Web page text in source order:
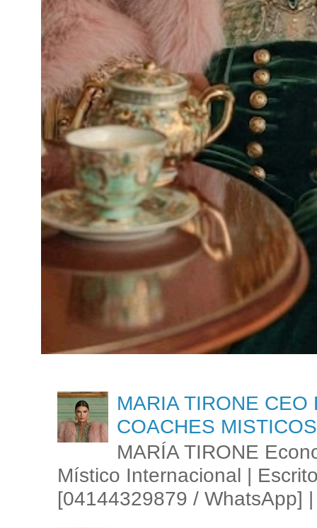
MARIA TIRONE
COACHES
MARÍA TIRONE
Místico Internacional |
[04144329879 / WhatsApp]